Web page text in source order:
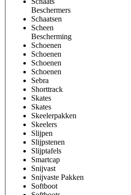
Beschermers
Schaatsen
Scheen
Bescherming
Schoenen
Schoenen
Schoenen
Schoenen
Sebra
Shorttrack
Skates
Skates
Skeelerpakken
Skeelers
Slijpen
Slijpstenen
Slijptafels
Smartcap
Snijvast
Snijvaste Pakken
Softboot